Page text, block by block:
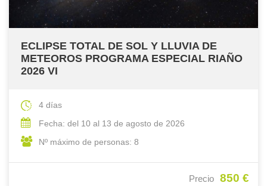
ECLIPSE TOTAL DE SOL Y LLUVIA DE
METEOROS PROGRAMA ESPECIAL RIAÑO
2026 VI
Precio 850 €
4 días
Fecha: del 10 al 13 de agosto de 2026
Nº máximo de personas: 8